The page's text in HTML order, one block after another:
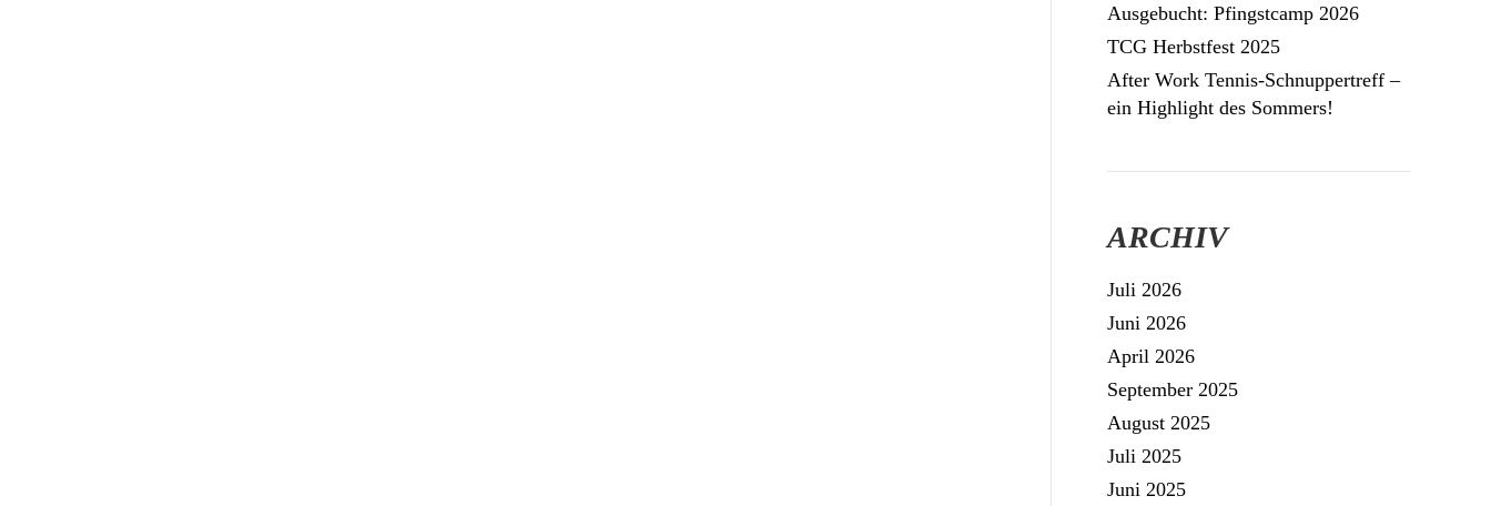
Ausgebucht: Pfingstcamp 2026
TCG Herbstfest 2025
After Work Tennis-Schnuppertreff –
ein Highlight des Sommers!
ARCHIV
Juli 2026
Juni 2026
April 2026
September 2025
August 2025
Juli 2025
Juni 2025